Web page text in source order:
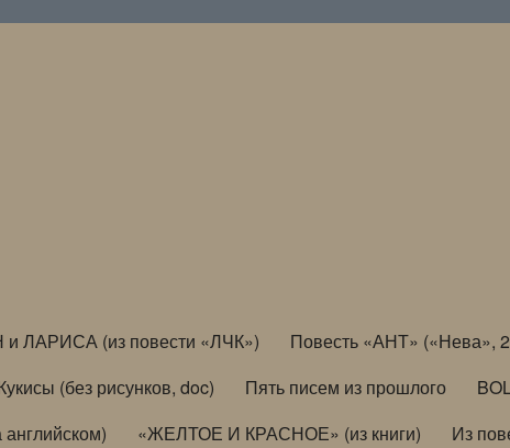
ЛАРИСА (из повести «ЛЧК») Повесть «АНТ» («Нева»,
(без рисунков, doc) Пять писем из прошлого
«ЖЕЛТОЕ И КРАСНОЕ» (из книги) Из